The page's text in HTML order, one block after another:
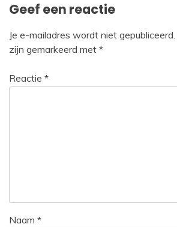
Geef een reactie
Je e-mailadres wordt niet gepubliceerd.
zijn gemarkeerd met *
Reactie *
Naam *